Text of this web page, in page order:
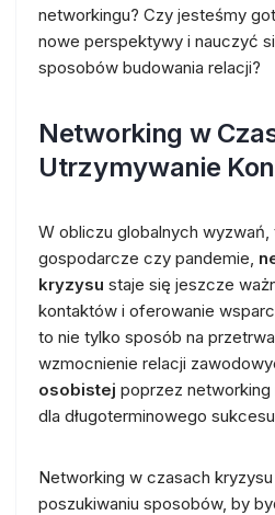
networkingu? Czy jesteśmy
nowe perspektywy i nauczyć
sposobów budowania relacji?
Networking w
Utrzymywanie
W obliczu globalnych
gospodarcze czy pandemie,
kryzysu staje się jeszcze
kontaktów i oferowanie
to nie tylko sposób na
wzmocnienie relacji
osobistej poprzez
dla długoterminowego
Networking w czasach
poszukiwaniu sposobów, by